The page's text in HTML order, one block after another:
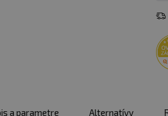
a parametre Alternatívy